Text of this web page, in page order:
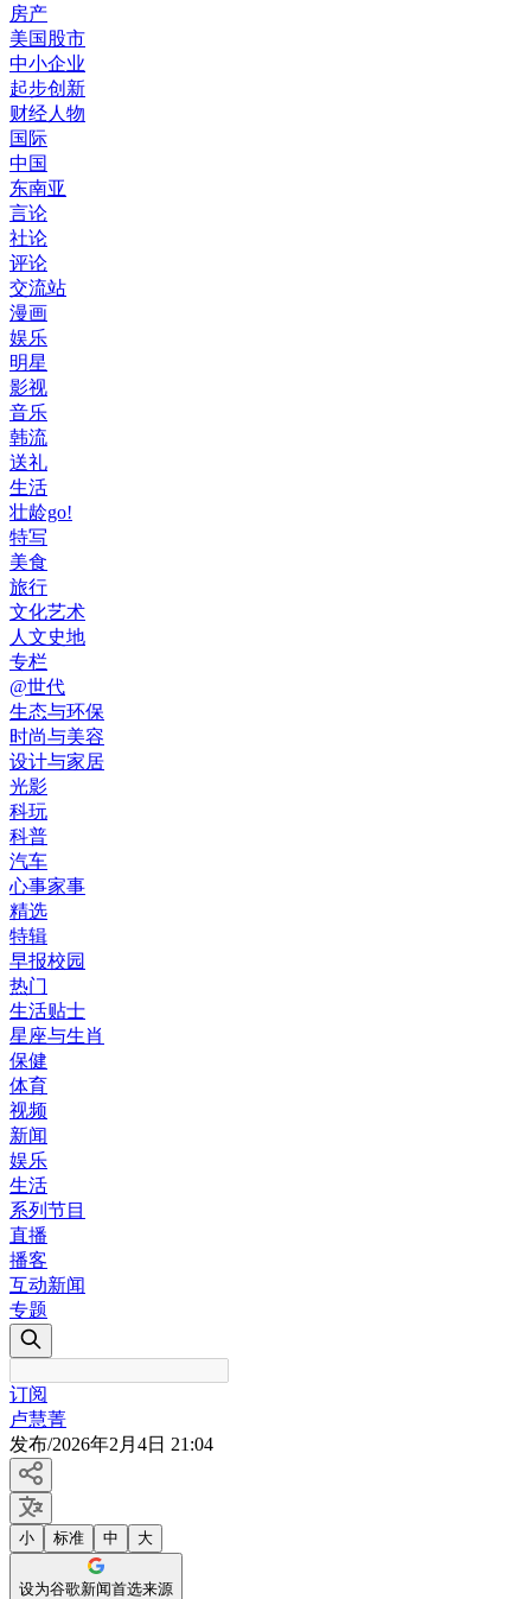
房产
美国股市
中小企业
起步创新
财经人物
国际
中国
东南亚
言论
社论
评论
交流站
漫画
娱乐
明星
影视
音乐
韩流
送礼
生活
壮龄go!
特写
美食
旅行
文化艺术
人文史地
专栏
@世代
生态与环保
时尚与美容
设计与家居
光影
科玩
科普
汽车
心事家事
精选
特辑
早报校园
热门
生活贴士
星座与生肖
保健
体育
视频
新闻
娱乐
生活
系列节目
直播
播客
互动新闻
专题
订阅
卢慧菁
发布/2026年2月4日 21:04
小 标准 中 大
设为谷歌新闻首选来源